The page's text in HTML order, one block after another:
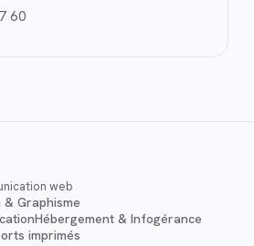
60
web
& Graphisme
Hébergement & Infogérance
imprimés